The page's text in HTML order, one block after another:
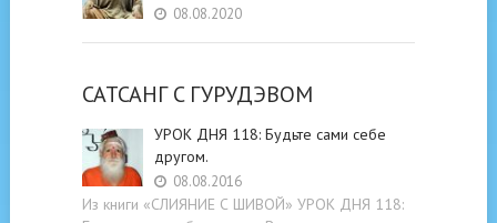
08.08.2020
САТСАНГ C ГУРУДЭВОМ
УРОК ДНЯ 118: Будьте cами cебе
другом.
08.08.2016
Из книги «СЛИЯНИЕ С ШИВОЙ» УРОК ДНЯ 118: